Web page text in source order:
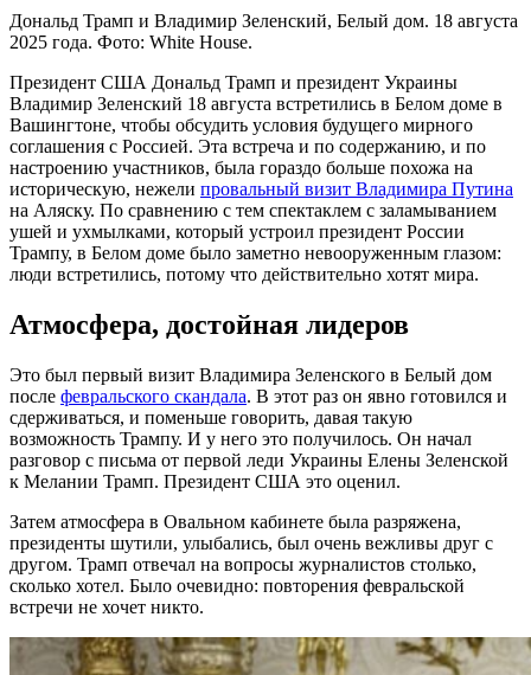
Дональд Трамп и Владимир Зеленский, Белый дом. 18 августа
2025 года. Фото: White House.
Президент США Дональд Трамп и президент Украины
Владимир Зеленский 18 августа встретились в Белом доме в
Вашингтоне, чтобы обсудить условия будущего мирного
соглашения с Россией. Эта встреча и по содержанию, и по
настроению участников, была гораздо больше похожа на
историческую, нежели провальный визит Владимира Путина
на Аляску. По сравнению с тем спектаклем с заламыванием
ушей и ухмылками, который устроил президент России
Трампу, в Белом доме было заметно невооруженным глазом:
люди встретились, потому что действительно хотят мира.
Атмосфера, достойная лидеров
Это был первый визит Владимира Зеленского в Белый дом
после февральского скандала. В этот раз он явно готовился и
сдерживаться, и поменьше говорить, давая такую
возможность Трампу. И у него это получилось. Он начал
разговор с письма от первой леди Украины Елены Зеленской
к Мелании Трамп. Президент США это оценил.
Затем атмосфера в Овальном кабинете была разряжена,
президенты шутили, улыбались, был очень вежливы друг с
другом. Трамп отвечал на вопросы журналистов столько,
сколько хотел. Было очевидно: повторения февральской
встречи не хочет никто.